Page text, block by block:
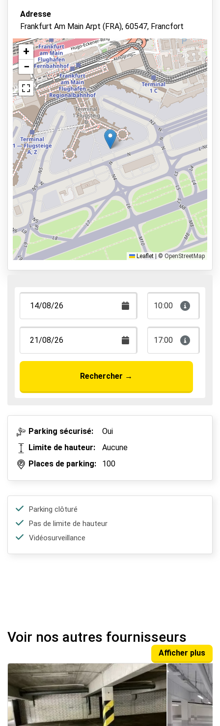
Gardez vos clés
Asphalte ou pavé
Vidéosurveillance
Terrain éclairé
Parking sécurisé
État des lieux du véhicule
Informations générales
Ouvert 24h/24
Réservation et paiement en ligne
100m du hall de départ
Types de parkings
Parking avec navette
Parking avec voiturier
Park & Walk
Park, Sleep & Fly
Adresse
Frankfurt Am Main Arpt (FRA), 60547, Francfort
Voir sur la carte
+
−
Leaflet © OpenStreetMap
10:00
17:00
Rechercher →
Parking sécurisé:
Oui
Limite de hauteur:
Aucune
Places de parking:
100
Parking clôturé
Pas de limite de hauteur
Vidéosurveillance
Voir nos autres fournisseurs
Afficher plus